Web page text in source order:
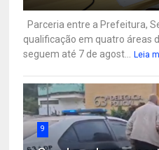
Parceria entre a Prefeitura,
qualificação em quatro áreas
seguem até 7 de agost...
Leia
9